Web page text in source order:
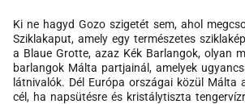
Ki ne hagyd Gozo szigetét sem, ahol
Sziklakaput, amely egy természetes
a Blaue Grotte, azaz Kék Barlangok, olyan
barlangok Málta partjainál, amelyek
látnivalók. Dél Európa országai közül Málta
cél, ha napsütésre és kristálytiszta